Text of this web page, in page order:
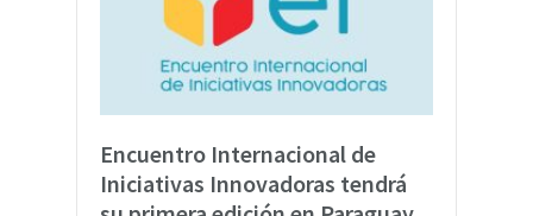
Encuentro Internacional de
Iniciativas Innovadoras tendrá